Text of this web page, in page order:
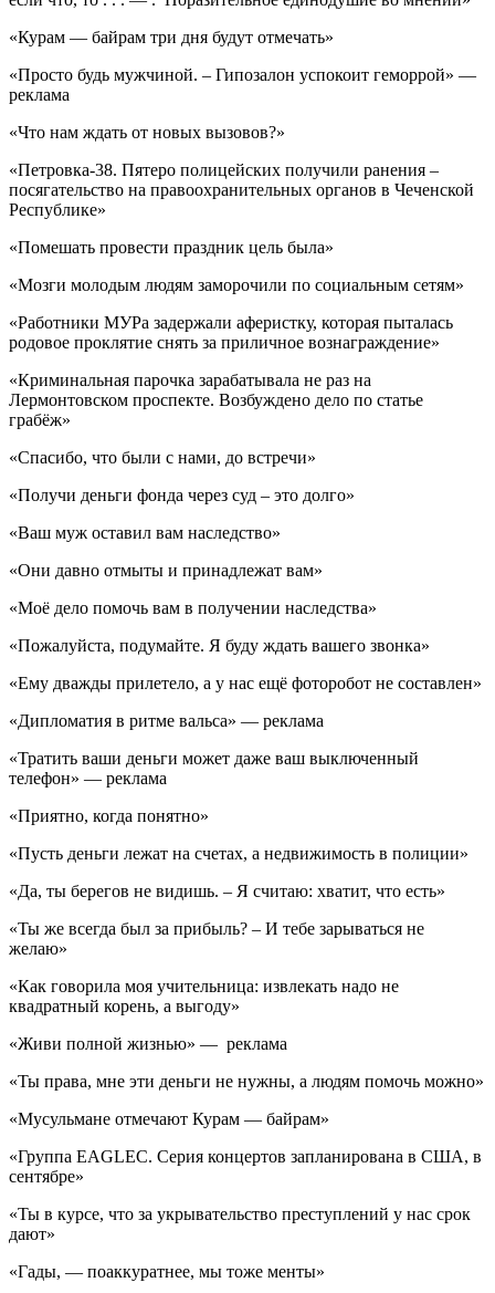
«Курам — байрам три дня будут отмечать»
«Просто будь мужчиной. – Гипозалон успокоит геморрой» —
реклама
«Что нам ждать от новых вызовов?»
«Петровка-38. Пятеро полицейских получили ранения –
посягательство на правоохранительных органов в Чеченской
Республике»
«Помешать провести праздник цель была»
«Мозги молодым людям заморочили по социальным сетям»
«Работники МУРа задержали аферистку, которая пыталась
родовое проклятие снять за приличное вознаграждение»
«Криминальная парочка зарабатывала не раз на
Лермонтовском проспекте. Возбуждено дело по статье
грабёж»
«Спасибо, что были с нами, до встречи»
«Получи деньги фонда через суд – это долго»
«Ваш муж оставил вам наследство»
«Они давно отмыты и принадлежат вам»
«Моё дело помочь вам в получении наследства»
«Пожалуйста, подумайте. Я буду ждать вашего звонка»
«Ему дважды прилетело, а у нас ещё фоторобот не составлен»
«Дипломатия в ритме вальса» — реклама
«Тратить ваши деньги может даже ваш выключенный
телефон» — реклама
«Приятно, когда понятно»
«Пусть деньги лежат на счетах, а недвижимость в полиции»
«Да, ты берегов не видишь. – Я считаю: хватит, что есть»
«Ты же всегда был за прибыль? – И тебе зарываться не
желаю»
«Как говорила моя учительница: извлекать надо не
квадратный корень, а выгоду»
«Живи полной жизнью» — реклама
«Ты права, мне эти деньги не нужны, а людям помочь можно»
«Мусульмане отмечают Курам — байрам»
«Группа EAGLEC. Серия концертов запланирована в США, в
сентябре»
«Ты в курсе, что за укрывательство преступлений у нас срок
дают»
«Гады, — поаккуратнее, мы тоже менты»